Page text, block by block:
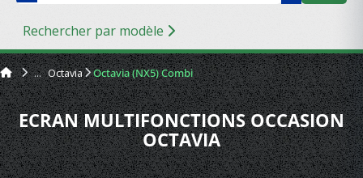
Rechercher par modèle
Octavia Octavia (NX5) Combi
ECRAN MULTIFONCTIONS OCCASION
OCTAVIA